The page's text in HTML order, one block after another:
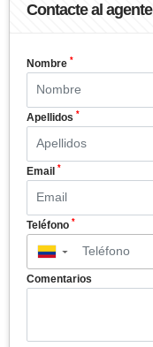
Contacte al agente
Nombre *
Apellidos *
Email *
Teléfono *
▼
Comentarios